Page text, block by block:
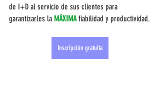
de I+D al servicio de sus clientes para
garantizarles la MÁXIMA fiabilidad y productividad.
Inscripción gratuita